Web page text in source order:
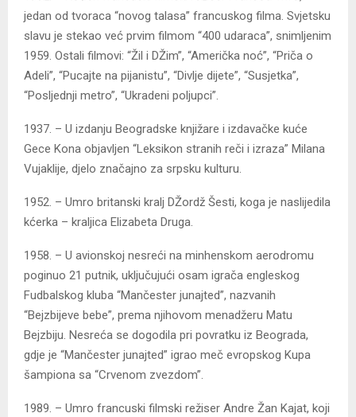
jedan od tvoraca “novog talasa” francuskog filma. Svjetsku
slavu je stekao već prvim filmom “400 udaraca”, snimljenim
1959. Ostali filmovi: “Žil i DŽim”, “Američka noć”, “Priča o
Adeli”, “Pucajte na pijanistu”, “Divlje dijete”, “Susjetka”,
“Posljednji metro”, “Ukradeni poljupci”.
1937. – U izdanju Beogradske knjižare i izdavačke kuće
Gece Kona objavljen “Leksikon stranih reči i izraza” Milana
Vujaklije, djelo značajno za srpsku kulturu.
1952. – Umro britanski kralj DŽordž Šesti, koga je naslijedila
kćerka – kraljica Elizabeta Druga.
1958. – U avionskoj nesreći na minhenskom aerodromu
poginuo 21 putnik, uključujući osam igrača engleskog
Fudbalskog kluba “Mančester junajted”, nazvanih
“Bejzbijeve bebe”, prema njihovom menadžeru Matu
Bejzbiju. Nesreća se dogodila pri povratku iz Beograda,
gdje je “Mančester junajted” igrao meč evropskog Kupa
šampiona sa “Crvenom zvezdom”.
1989. – Umro francuski filmski režiser Andre Žan Kajat, koji